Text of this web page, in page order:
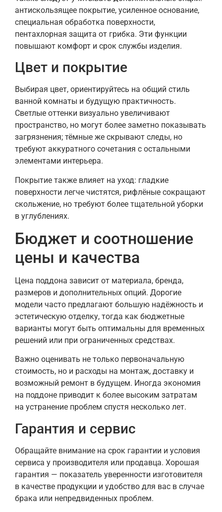
антискользящее покрытие, усиленное основание,
специальная обработка поверхности,
пентахлорная защита от грибка. Эти функции
повышают комфорт и срок службы изделия.
Цвет и покрытие
Выбирая цвет, ориентируйтесь на общий стиль
ванной комнаты и будущую практичность.
Светлые оттенки визуально увеличивают
пространство, но могут более заметно показывать
загрязнения; тёмные же скрывают следы, но
требуют аккуратного сочетания с остальными
элементами интерьера.
Покрытие также влияет на уход: гладкие
поверхности легче чистятся, рифлёные сокращают
скольжение, но требуют более тщательной уборки
в углублениях.
Бюджет и соотношение
цены и качества
Цена поддона зависит от материала, бренда,
размеров и дополнительных опций. Дорогие
модели часто предлагают большую надёжность и
эстетическую отделку, тогда как бюджетные
варианты могут быть оптимальны для временных
решений или при ограниченных средствах.
Важно оценивать не только первоначальную
стоимость, но и расходы на монтаж, доставку и
возможный ремонт в будущем. Иногда экономия
на поддоне приводит к более высоким затратам
на устранение проблем спустя несколько лет.
Гарантия и сервис
Обращайте внимание на срок гарантии и условия
сервиса у производителя или продавца. Хорошая
гарантия — показатель уверенности изготовителя
в качестве продукции и удобство для вас в случае
брака или непредвиденных проблем.